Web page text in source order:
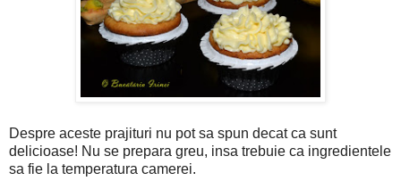
Despre aceste prajituri nu pot sa spun decat ca sunt
delicioase! Nu se prepara greu, insa trebuie ca ingredientele
sa fie la temperatura camerei.